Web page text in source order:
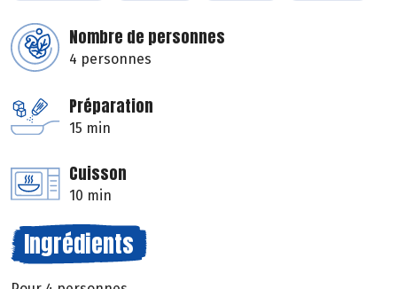
Nombre de personnes
4 personnes
Préparation
15 min
Cuisson
10 min
Ingrédients